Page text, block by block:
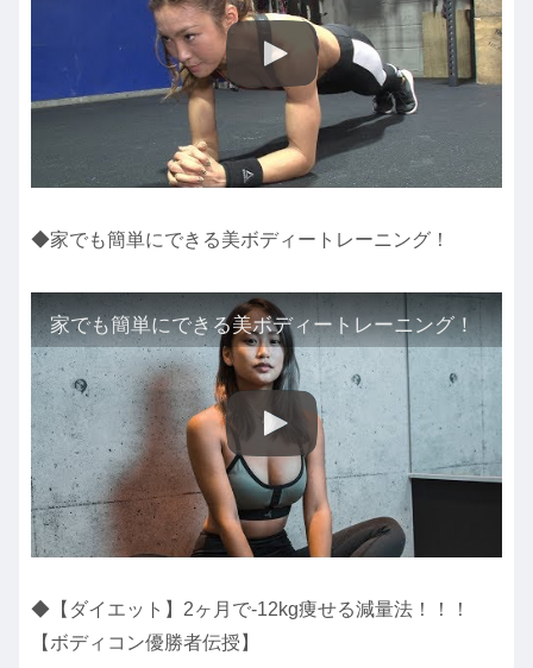
◆家でも簡単にできる美ボディートレーニング！
家でも簡単にできる美ボディートレーニング！
◆【ダイエット】2ヶ月で-12kg痩せる減量法！！！
【ボディコン優勝者伝授】